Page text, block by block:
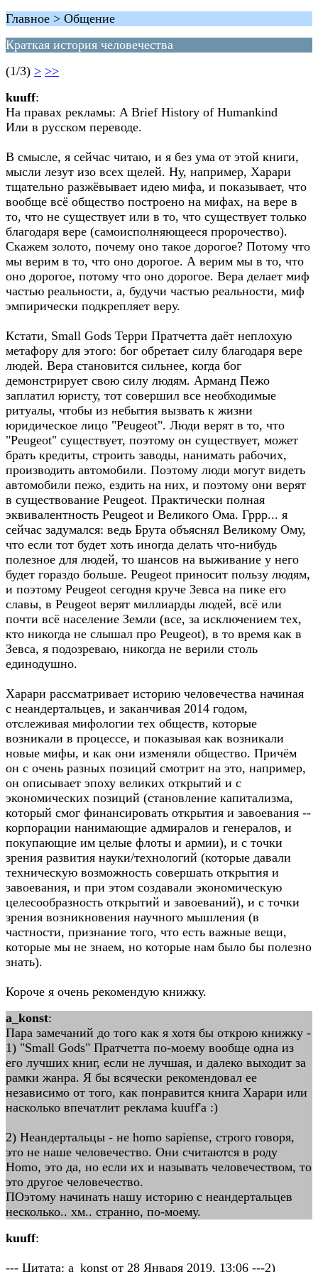
Главное > Общение
Краткая история человечества
(1/3) > >>
kuuff:
На правах рекламы: A Brief History of Humankind
Или в русском переводе.
В смысле, я сейчас читаю, и я без ума от этой книги,
мысли лезут изо всех щелей. Ну, например, Харари
тщательно разжёвывает идею мифа, и показывает, что
вообще всё общество построено на мифах, на вере в
то, что не существует или в то, что существует только
благодаря вере (самоисполняющееся пророчество).
Скажем золото, почему оно такое дорогое? Потому что
мы верим в то, что оно дорогое. А верим мы в то, что
оно дорогое, потому что оно дорогое. Вера делает миф
частью реальности, а, будучи частью реальности, миф
эмпирически подкрепляет веру.
Кстати, Small Gods Терри Пратчетта даёт неплохую
метафору для этого: бог обретает силу благодаря вере
людей. Вера становится сильнее, когда бог
демонстрирует свою силу людям. Арманд Пежо
заплатил юристу, тот совершил все необходимые
ритуалы, чтобы из небытия вызвать к жизни
юридическое лицо "Peugeot". Люди верят в то, что
"Peugeot" существует, поэтому он существует, может
брать кредиты, строить заводы, нанимать рабочих,
производить автомобили. Поэтому люди могут видеть
автомобили пежо, ездить на них, и поэтому они верят
в существование Peugeot. Практически полная
эквивалентность Peugeot и Великого Ома. Гррр... я
сейчас задумался: ведь Брута объяснял Великому Ому,
что если тот будет хоть иногда делать что-нибудь
полезное для людей, то шансов на выживание у него
будет гораздо больше. Peugeot приносит пользу людям,
и поэтому Peugeot сегодня круче Зевса на пике его
славы, в Peugeot верят миллиарды людей, всё или
почти всё население Земли (все, за исключением тех,
кто никогда не слышал про Peugeot), в то время как в
Зевса, я подозреваю, никогда не верили столь
единодушно.
Харари рассматривает историю человечества начиная
с неандертальцев, и заканчивая 2014 годом,
отслеживая мифологии тех обществ, которые
возникали в процессе, и показывая как возникали
новые мифы, и как они изменяли общество. Причём
он с очень разных позиций смотрит на это, например,
он описывает эпоху великих открытий и с
экономических позиций (становление капитализма,
который смог финансировать открытия и завоевания --
корпорации нанимающие адмиралов и генералов, и
покупающие им целые флоты и армии), и с точки
зрения развития науки/технологий (которые давали
техническую возможность совершать открытия и
завоевания, и при этом создавали экономическую
целесообразность открытий и завоеваний), и с точки
зрения возникновения научного мышления (в
частности, признание того, что есть важные вещи,
которые мы не знаем, но которые нам было бы полезно
знать).
Короче я очень рекомендую книжку.
a_konst:
Пара замечаний до того как я хотя бы открою книжку -
1) "Small Gods" Пратчетта по-моему вообще одна из
его лучших книг, если не лучшая, и далеко выходит за
рамки жанра. Я бы всячески рекомендовал ее
независимо от того, как понравится книга Харари или
насколько впечатлит реклама kuuff'а :)
2) Неандертальцы - не homo sapiense, строго говоря,
это не наше человечество. Они считаются в роду
Homo, это да, но если их и называть человечеством, то
это другое человечество.
ПОэтому начинать нашу историю с неандертальцев
несколько.. хм.. странно, по-моему.
kuuff:
--- Цитата: a_konst от 28 Января 2019, 13:06 ---2)